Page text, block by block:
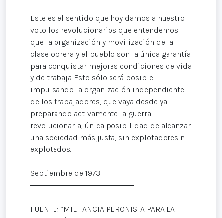
Este es el sentido que hoy damos a nuestro
voto los revolucionarios que entendemos
que la organización y movilización de la
clase obrera y el pueblo son la única garantía
para conquistar mejores condiciones de vida
y de trabaja Esto sólo será posible
impulsando la organización independiente
de los trabajadores, que vaya desde ya
preparando activamente la guerra
revolucionaria, única posibilidad de alcanzar
una sociedad más justa, sin explotadores ni
explotados.
Septiembre de 1973
───────────────────
FUENTE: “MILITANCIA PERONISTA PARA LA